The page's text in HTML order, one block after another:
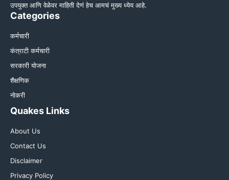
उपयुक्त आणि वेळेवर माहिती देणं हेच आमचं मुख्य ध्येय आहे.
Categories
कर्मचारी
कंत्राटी कर्मचारी
सरकारी योजना
शैक्षणिक
नोकरी
Quakes Links
About Us
Contact Us
Disclaimer
Privacy Policy